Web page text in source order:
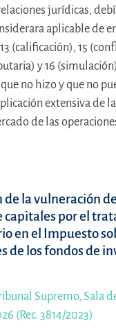
jurídicas,
aplicable de
(calificación), 15
y 16
no hizo y que no
extensiva de
de las
de la vulneración
capitales por el
en el Impuesto
de los fondos de
Supremo, Sala
(Rec. 3814/2023)